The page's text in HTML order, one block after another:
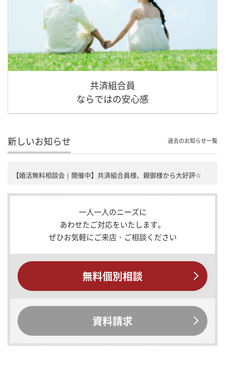
共済組合員
ならではの安心感
新しいお知らせ
【婚活無料相談会｜開催中】共済組合員様、親御様から大好評☆
過去のお知らせ一覧
一人一人のニーズに
あわせたご対応をいたします。
ぜひお気軽にご来店・ご相談ください
無料個別相談
資料請求